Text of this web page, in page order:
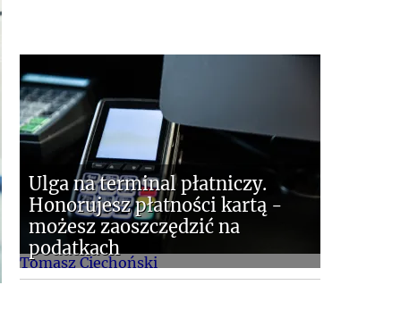
Tomasz Ciechoński
Ulga na terminal płatniczy.
Honorujesz płatności kartą -
możesz zaoszczędzić na
podatkach